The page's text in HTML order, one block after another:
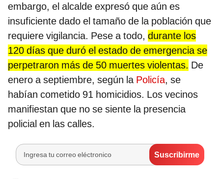
embargo, el alcalde expresó que aún es
insuficiente dado el tamaño de la población que
requiere vigilancia. Pese a todo, durante los
120 días que duró el estado de emergencia se
perpetraron más de 50 muertes violentas. De
enero a septiembre, según laPolicía, se
habían cometido 91 homicidios. Los vecinos
manifiestan que no se siente la presencia
policial en las calles.